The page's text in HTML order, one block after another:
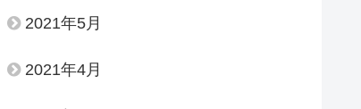
2021年5月
2021年4月